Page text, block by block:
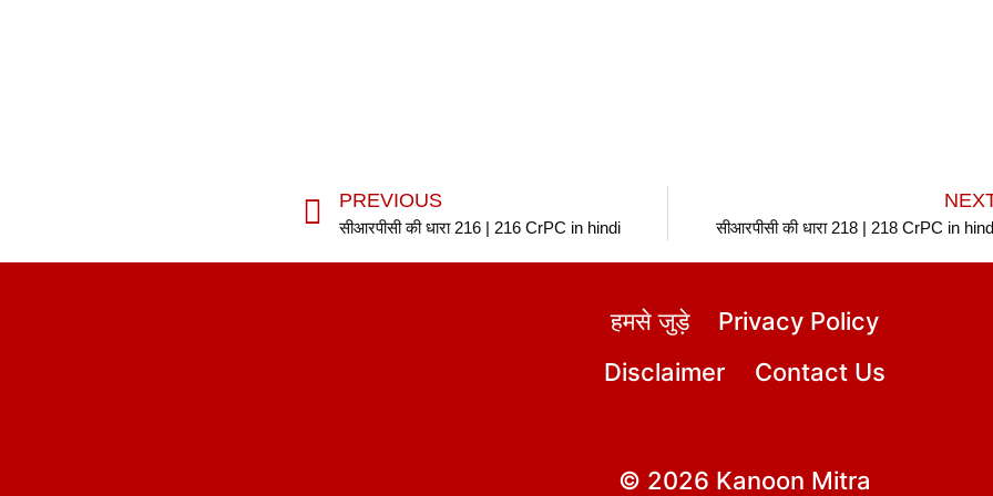
PREVIOUS
सीआरपीसी की धारा 216 | 216 CrPC in hindi सीआरपीसी की धारा 218 | 218 CrPC in
हमसे जुड़े
Privacy Policy
Disclaimer
Contact Us
© 2026 Kanoon Mitra